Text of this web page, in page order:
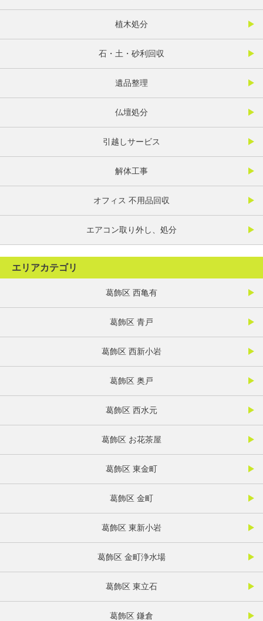
植木処分
石・土・砂利回収
遺品整理
仏壇処分
引越しサービス
解体工事
オフィス 不用品回収
エアコン取り外し、処分
エリアカテゴリ
葛飾区 西亀有
葛飾区 青戸
葛飾区 西新小岩
葛飾区 奥戸
葛飾区 西水元
葛飾区 お花茶屋
葛飾区 東金町
葛飾区 金町
葛飾区 東新小岩
葛飾区 金町浄水場
葛飾区 東立石
葛飾区 鎌倉